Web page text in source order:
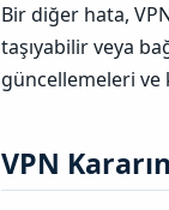
Bir diğer hata,
taşıyabilir veya
güncellemeleri ve
VPN